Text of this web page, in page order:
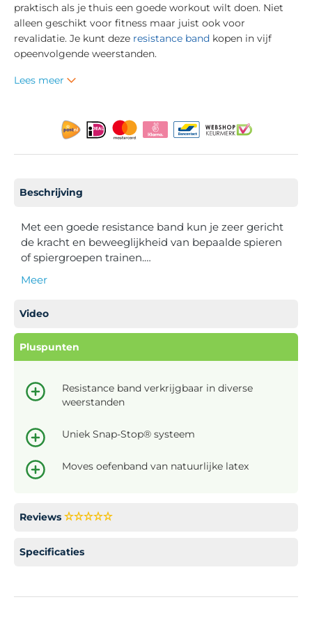
praktisch als je thuis een goede workout wilt doen. Niet
alleen geschikt voor fitness maar juist ook voor
revalidatie. Je kunt deze resistance band kopen in vijf
opeenvolgende weerstanden.
Lees meer
Beschrijving
Met een goede resistance band kun je zeer gericht
de kracht en beweeglijkheid van bepaalde spieren
of spiergroepen trainen.…
Meer
Video
Pluspunten
Resistance band verkrijgbaar in diverse
weerstanden
Uniek Snap-Stop® systeem
Moves oefenband van natuurlijke latex
Reviews
Specificaties